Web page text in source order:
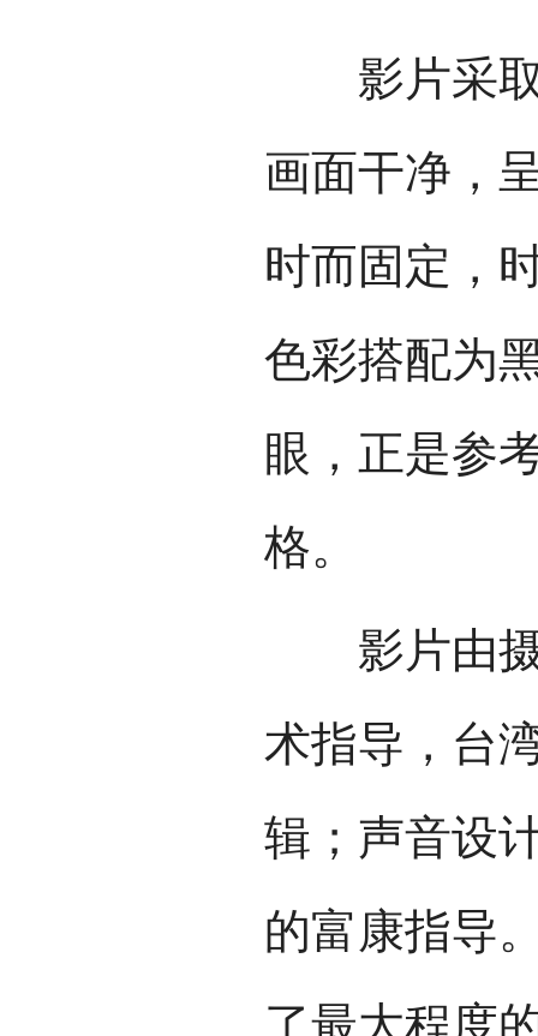
影片采取4
画面干净，
时而固定，
色彩搭配为
眼，正是参
格。
影片由摄
术指导，台
辑；声音设
的富康指导
了最大程度